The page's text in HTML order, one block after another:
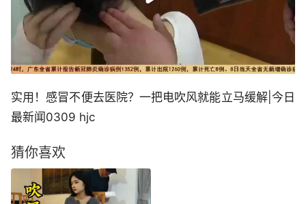
实用！感冒不便去医院？一把电吹风就能立马缓解|今日
最新闻0309 hjc
猜你喜欢